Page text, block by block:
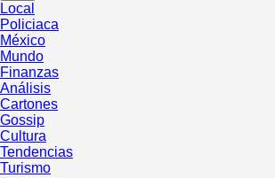
Local
Policiaca
México
Mundo
Finanzas
Análisis
Cartones
Gossip
Cultura
Tendencias
Turismo